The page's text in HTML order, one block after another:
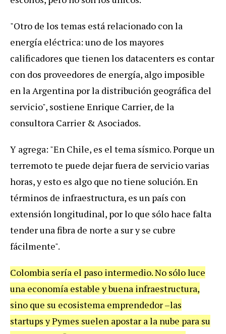
"Otro de los temas está relacionado con la
energía eléctrica: uno de los mayores
calificadores que tienen los datacenters es contar
con dos proveedores de energía, algo imposible
en la Argentina por la distribución geográfica del
servicio", sostiene Enrique Carrier, de la
consultora Carrier & Asociados.
Y agrega: "En Chile, es el tema sísmico.Porque un
terremotote puede dejarfuera de serviciovarias
horas,y esto es algo que notiene solución.En
términos de infraestructura, es un país con
extensiónlongitudinal, porlo que sólohace falta
tenderunafibra de norte a sury se cubre
fácilmente".
Colombia sería el paso intermedio.No sóloluce
una economía estable ybuena infraestructura,
sino que su ecosistema emprendedor–las
startups yPymes suelen apostar ala nube para su